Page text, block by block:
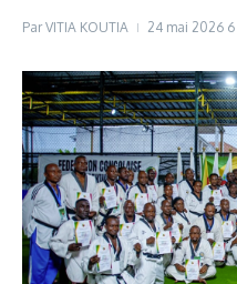
ParVITIA KOUTIA 24 mai 2026 6